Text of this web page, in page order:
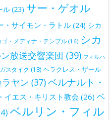
ル (23) サー・ゲオル
・サイモン・ラトル (24) シカ
ゴ・メディナ・テンプル (16) シカ
放送交響楽団 (39) フィルハ
スタイク (18) ヘラクレス・ザール
ヤン (37)ベルナルト・
イエス・キリスト教会 (26) ベ
ベルリン・フィル